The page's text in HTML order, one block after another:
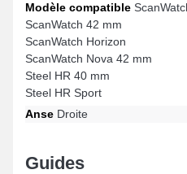
Modèle compatible
ScanWatch 42 mm
ScanWatch Horizon
ScanWatch Nova 42 mm
Steel HR 40 mm
Steel HR Sport
Anse Droite
Guides